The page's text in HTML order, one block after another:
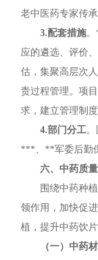
老中医药专家传承
3.配套措施。
应的遴选、评价
估，集聚高层次
责过程管理。项
求，建立管理制
4.部门分工
***、**军委后勤
六、中药质
围绕中药种
领作用，加快促
植，提升中药饮
（一）中药